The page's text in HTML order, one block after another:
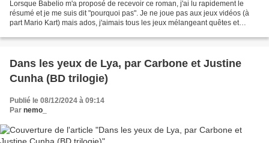
Lorsque Babelio m'a proposé de recevoir ce roman, j'ai lu rapidement le
résumé et je me suis dit "pourquoi pas". Je ne joue pas aux jeux vidéos (à
part Mario Kart) mais ados, j'aimais tous les jeux mélangeant quêtes et
Dans les yeux de Lya, par Carbone et Justine
Cunha (BD trilogie)
Publié le 08/12/2024 à 09:14
Par nemo_